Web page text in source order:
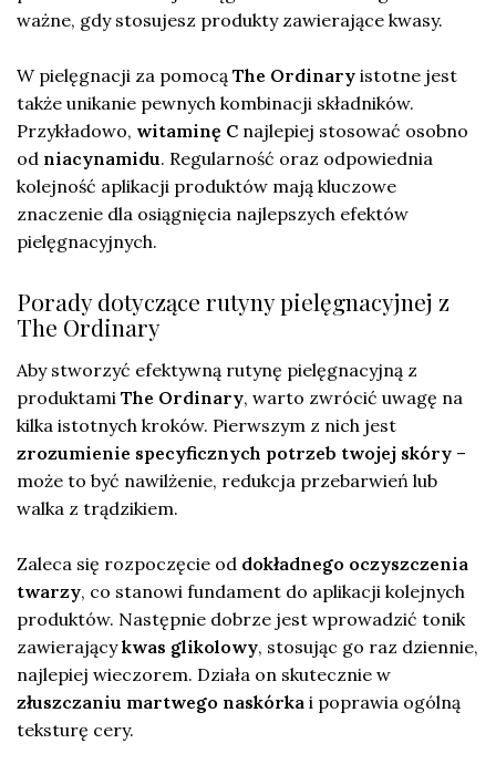
ważne, gdy stosujesz produkty zawierające kwasy.
W pielęgnacji za pomocą The Ordinary istotne jest
także unikanie pewnych kombinacji składników.
Przykładowo, witaminę C najlepiej stosować osobno
od niacynamidu. Regularność oraz odpowiednia
kolejność aplikacji produktów mają kluczowe
znaczenie dla osiągnięcia najlepszych efektów
pielęgnacyjnych.
Porady dotyczące rutyny pielęgnacyjnej z
The Ordinary
Aby stworzyć efektywną rutynę pielęgnacyjną z
produktami The Ordinary, warto zwrócić uwagę na
kilka istotnych kroków. Pierwszym z nich jest
zrozumienie specyficznych potrzeb twojej skóry –
może to być nawilżenie, redukcja przebarwień lub
walka z trądzikiem.
Zaleca się rozpoczęcie od dokładnego oczyszczenia
twarzy, co stanowi fundament do aplikacji kolejnych
produktów. Następnie dobrze jest wprowadzić tonik
zawierającykwas glikolowy, stosując go raz dziennie,
najlepiej wieczorem. Działa on skutecznie w
złuszczaniu martwego naskórka i poprawia ogólną
teksturę cery.